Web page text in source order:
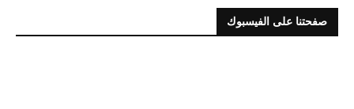
صفحتنا على الفيسبوك